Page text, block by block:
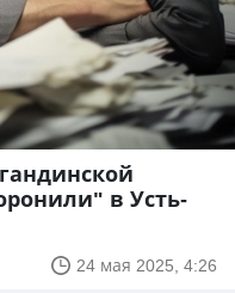
в Усть-
24 мая 2025, 4:26